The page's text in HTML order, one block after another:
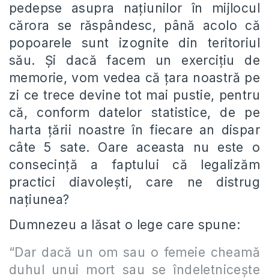
pedepse asupra națiunilor în mijlocul
cărora se răspândesc, până acolo că
popoarele sunt izognite din teritoriul
său. Și dacă facem un exercițiu de
memorie, vom vedea că țara noastră pe
zi ce trece devine tot mai pustie, pentru
că, conform datelor statistice, de pe
harta țării noastre în fiecare an dispar
câte 5 sate. Oare aceasta nu este o
consecinţă a faptului că legalizăm
practici diavolești, care ne distrug
națiunea?
Dumnezeu a lăsat o lege care spune:
“Dar dacă un om sau o femeie cheamă
duhul unui mort sau se îndeletniceşte